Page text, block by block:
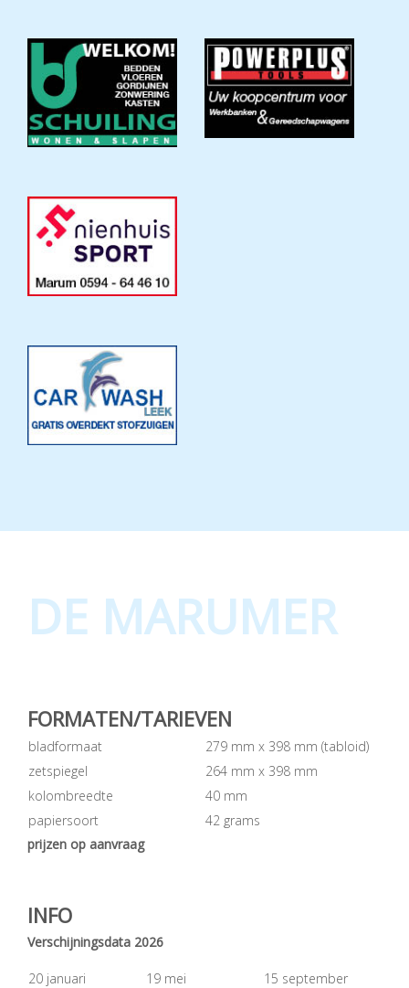
DE MARUMER
FORMATEN/TARIEVEN
bladformaat
279 mm x 398 mm (tabloid)
zetspiegel
264 mm x 398 mm
kolombreedte
40 mm
papiersoort
42 grams
prijzen op aanvraag
INFO
Verschijningsdata 2026
20 januari 19 mei
15 september